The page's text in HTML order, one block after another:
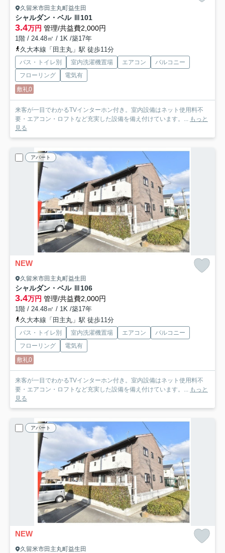
久留米市田主丸町益生田
シャルダン・ベル Ⅲ101
3.4万円 管理/共益費2,000円
1階 / 24.48㎡ / 1K /築17年
久大本線「田主丸」駅 徒歩11分
バス・トイレ別 室内洗濯機置場 エアコン
バルコニー
フローリング
電気有
敷礼0
来客が一目でわかるTVインターホン付き。室内設備はネット使用料不
要・エアコン・ロフトなど充実した設備を備え付けています。...
もっと
見る
アパート
NEW
久留米市田主丸町益生田
シャルダン・ベル Ⅲ106
3.4万円 管理/共益費2,000円
1階 / 24.48㎡ / 1K /築17年
久大本線「田主丸」駅 徒歩11分
バス・トイレ別 室内洗濯機置場 エアコン
バルコニー
フローリング
電気有
敷礼0
来客が一目でわかるTVインターホン付き。室内設備はネット使用料不
要・エアコン・ロフトなど充実した設備を備え付けています。... もっと
見る
アパート
NEW
久留米市田主丸町益生田